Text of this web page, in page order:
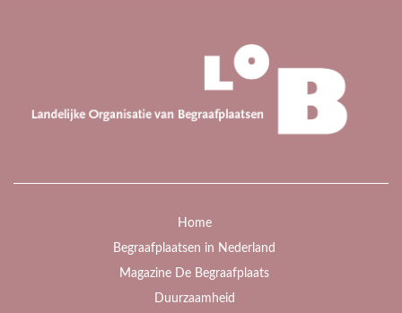
Home
Begraafplaatsen in Nederland
Magazine De Begraafplaats
Duurzaamheid